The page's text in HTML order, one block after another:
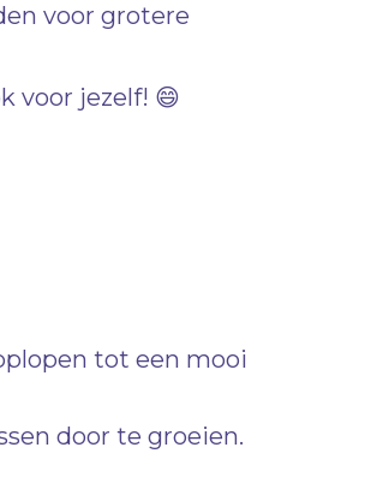
voor grotere
voor jezelf! 😄
tot een mooi
door te groeien.